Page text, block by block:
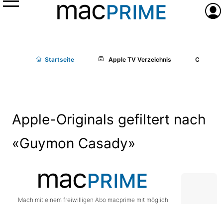
Menü
Startseite Apple TV Verzeichnis Cast/
Apple-Originals gefiltert nach
«Guymon Casady»
Mach mit einem freiwilligen Abo macprime mit möglich.